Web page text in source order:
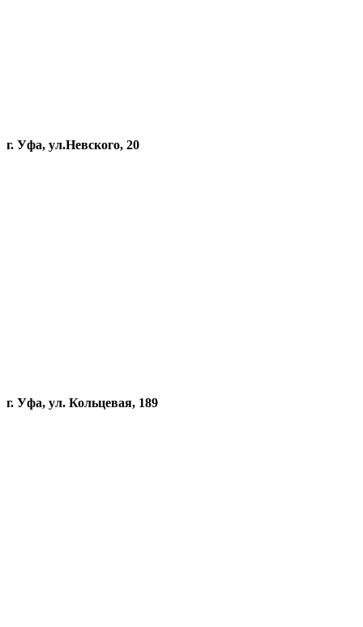
г. Уфа, ул.Невского, 20
г. Уфа, ул. Кольцевая, 189